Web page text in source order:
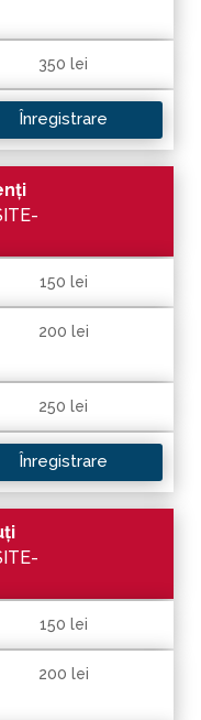
350 lei
Înregistrare
150 lei
200 lei
250 lei
Înregistrare
150 lei
200 lei